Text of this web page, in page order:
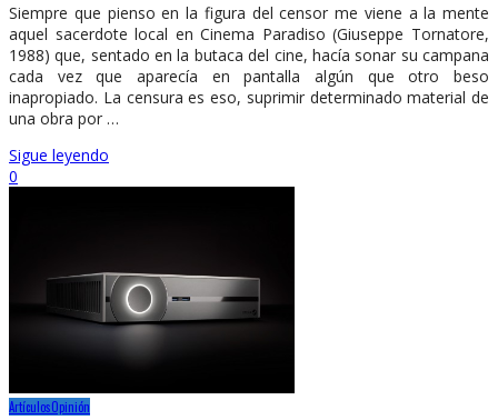
Siempre que pienso en la figura del censor me viene a la mente
aquel sacerdote local en Cinema Paradiso (Giuseppe Tornatore,
1988) que, sentado en la butaca del cine, hacía sonar su campana
cada vez que aparecía en pantalla algún que otro beso
inapropiado. La censura es eso, suprimir determinado material de
una obra por …
Sigue leyendo
0
ArtículosOpinión